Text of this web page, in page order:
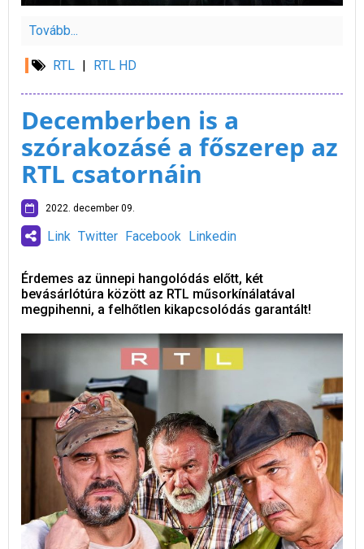
Tovább...
RTL | RTL HD
Decemberben is a
szórakozásé a főszerep az
RTL csatornáin
2022. december 09.
Link Twitter Facebook Linkedin
Érdemes az ünnepi hangolódás előtt, két
bevásárlótúra között az RTL műsorkínálatával
megpihenni, a felhőtlen kikapcsolódás garantált!